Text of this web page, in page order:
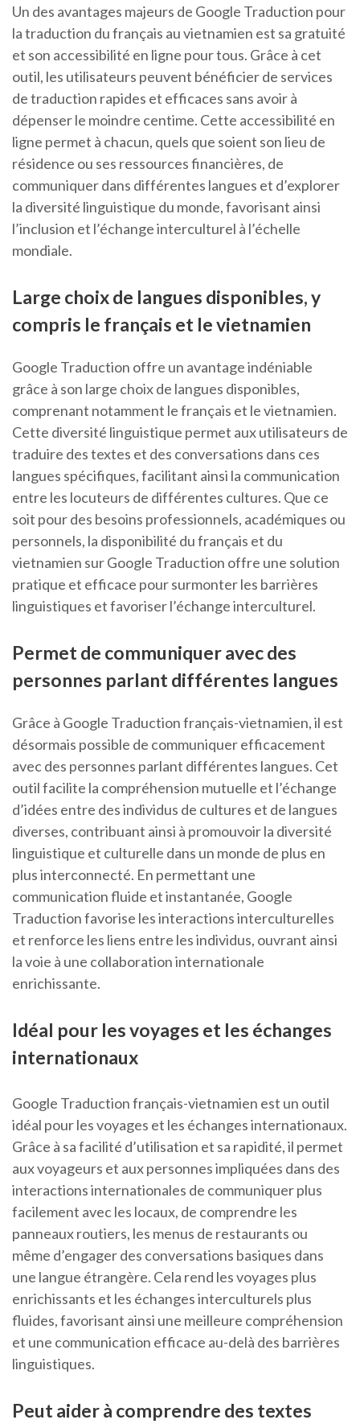
Un des avantages majeurs de Google Traduction pour
la traduction du français au vietnamien est sa gratuité
et son accessibilité en ligne pour tous. Grâce à cet
outil, les utilisateurs peuvent bénéficier de services
de traduction rapides et efficaces sans avoir à
dépenser le moindre centime. Cette accessibilité en
ligne permet à chacun, quels que soient son lieu de
résidence ou ses ressources financières, de
communiquer dans différentes langues et d’explorer
la diversité linguistique du monde, favorisant ainsi
l’inclusion et l’échange interculturel à l’échelle
mondiale.
Large choix de langues disponibles, y
compris le français et le vietnamien
Google Traduction offre un avantage indéniable
grâce à son large choix de langues disponibles,
comprenant notamment le français et le vietnamien.
Cette diversité linguistique permet aux utilisateurs de
traduire des textes et des conversations dans ces
langues spécifiques, facilitant ainsi la communication
entre les locuteurs de différentes cultures. Que ce
soit pour des besoins professionnels, académiques ou
personnels, la disponibilité du français et du
vietnamien sur Google Traduction offre une solution
pratique et efficace pour surmonter les barrières
linguistiques et favoriser l’échange interculturel.
Permet de communiquer avec des
personnes parlant différentes langues
Grâce à Google Traduction français-vietnamien, il est
désormais possible de communiquer efficacement
avec des personnes parlant différentes langues. Cet
outil facilite la compréhension mutuelle et l’échange
d’idées entre des individus de cultures et de langues
diverses, contribuant ainsi à promouvoir la diversité
linguistique et culturelle dans un monde de plus en
plus interconnecté. En permettant une
communication fluide et instantanée, Google
Traduction favorise les interactions interculturelles
et renforce les liens entre les individus, ouvrant ainsi
la voie à une collaboration internationale
enrichissante.
Idéal pour les voyages et les échanges
internationaux
Google Traduction français-vietnamien est un outil
idéal pour les voyages et les échanges internationaux.
Grâce à sa facilité d’utilisation et sa rapidité, il permet
aux voyageurs et aux personnes impliquées dans des
interactions internationales de communiquer plus
facilement avec les locaux, de comprendre les
panneaux routiers, les menus de restaurants ou
même d’engager des conversations basiques dans
une langue étrangère. Cela rend les voyages plus
enrichissants et les échanges interculturels plus
fluides, favorisant ainsi une meilleure compréhension
et une communication efficace au-delà des barrières
linguistiques.
Peut aider à comprendre des textes